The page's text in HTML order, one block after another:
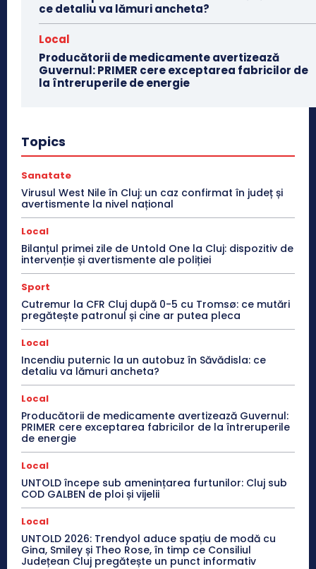
ce detaliu va lămuri ancheta?
Local
Producătorii de medicamente avertizează
Guvernul: PRIMER cere exceptarea fabricilor de
la întreruperile de energie
Topics
Sanatate
Virusul West Nile în Cluj: un caz confirmat în județ și
avertismente la nivel național
Local
Bilanțul primei zile de Untold One la Cluj: dispozitiv de
intervenție și avertismente ale poliției
Sport
Cutremur la CFR Cluj după 0-5 cu Tromsø: ce mutări
pregătește patronul și cine ar putea pleca
Local
Incendiu puternic la un autobuz în Săvădisla: ce
detaliu va lămuri ancheta?
Local
Producătorii de medicamente avertizează Guvernul:
PRIMER cere exceptarea fabricilor de la întreruperile
de energie
Local
UNTOLD începe sub amenințarea furtunilor: Cluj sub
COD GALBEN de ploi și vijelii
Local
UNTOLD 2026: Trendyol aduce spațiu de modă cu
Gina, Smiley și Theo Rose, în timp ce Consiliul
Județean Cluj pregătește un punct informativ